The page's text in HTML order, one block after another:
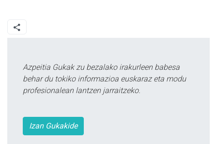
Azpeitia Gukak zu bezalako irakurleen babesa
behar du tokiko informazioa euskaraz eta modu
profesionalean lantzen jarraitzeko.
Izan Gukakide